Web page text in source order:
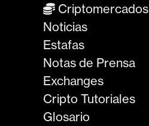
Criptomercados
Noticias
Estafas
Notas de Prensa
Exchanges
Cripto Tutoriales
Glosario